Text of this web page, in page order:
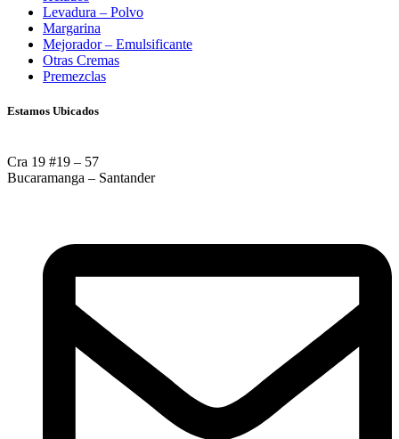
Levadura – Polvo
Margarina
Mejorador – Emulsificante
Otras Cremas
Premezclas
Estamos Ubicados
Cra 19 #19 – 57
Bucaramanga – Santander